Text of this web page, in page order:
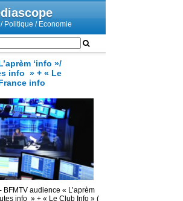
Politique / Economie
‘info »/
info » + « Le
info
audience « L’aprèm
info » + « Le Club Info » (